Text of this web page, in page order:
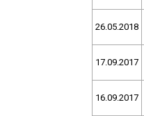
26.05.2018
17.09.2017
16.09.2017